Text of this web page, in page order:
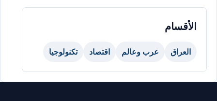
الأقسام
العراق عرب وعالم اقتصاد تكنولوجيا